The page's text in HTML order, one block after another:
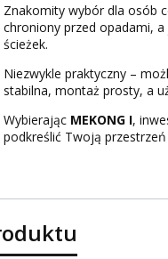
Znakomity wybór dla osób
chroniony przed opadami,
ścieżek.
Niezwykle praktyczny –
stabilna, montaż prosty, a
Wybierając MEKONG I,
podkreślić Twoją